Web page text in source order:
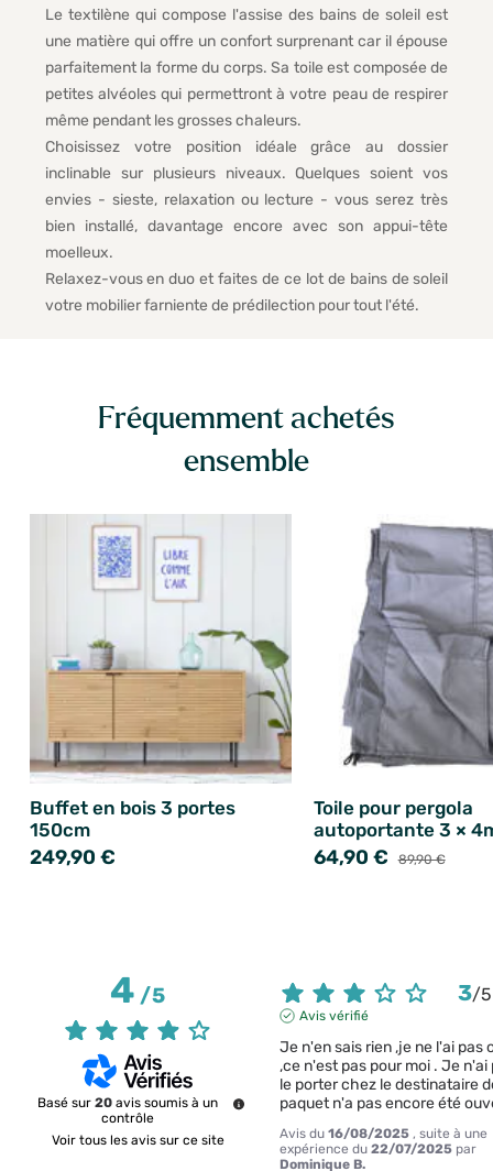
Le textilène qui compose l'assise des bains de soleil est
une matière qui offre un confort surprenant car il épouse
parfaitement la forme du corps. Sa toile est composée de
petites alvéoles qui permettront à votre peau de respirer
même pendant les grosses chaleurs.
Choisissez votre position idéale grâce au dossier
inclinable sur plusieurs niveaux. Quelques soient vos
envies - sieste, relaxation ou lecture - vous serez très
bien installé, davantage encore avec son appui-tête
moelleux.
Relaxez-vous en duo et faites de ce lot de bains de soleil
votre mobilier farniente de prédilection pour tout l'été.
Fréquemment achetés
ensemble
Buffet en bois 3 portes
150cm
249,90 €
Toile pour pergola
autoportante 3 ×
64,90 € 89,90 €
4/5
Basé sur 20 avis soumis à un
contrôle
Voir tous les avis sur ce site
3/5
Avis vérifié
Je n'en sais rien ,je ne l'ai pas
,ce n'est pas pour moi . Je n'ai
le porter chez le destinataire
paquet n'a pas encore été
Avis du16/08/2025 , suite à une
expérience du22/07/2025 par
Dominique B.